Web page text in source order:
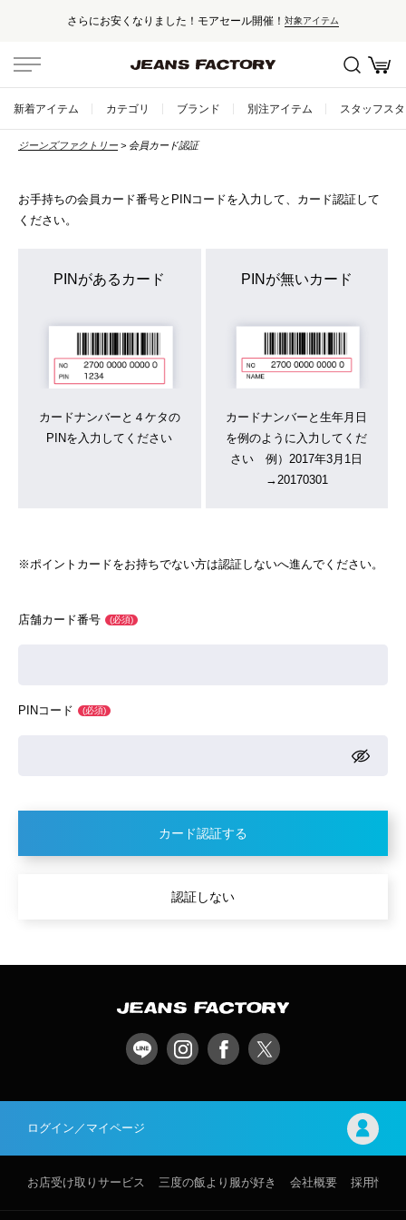
さらにお安くなりました！モアセール開催！ 対象アイテム
セール対象外アイテムは10%ポイント還元！
国内・海外500以上のブランドを取り揃えた高感度セレクトショップ
新規会員登録で500ptプレゼント！
新着アイテム カテゴリ ブランド 別注アイテム スタッフス
ジーンズファクトリー 会員カード認証
お手持ちの会員カード番号とPINコードを入力して、カード認証して
ください。
PINがあるカード
カードナンバーと４ケタの
PINを入力してください
PINが無いカード
カードナンバーと生年月日
を例のように入力してくだ
さい 例）2017年3月1日
→20170301
※ポイントカードをお持ちでない方は認証しないへ進んでください。
店舗カード番号 (必須)
PINコード (必須)
カード認証する
認証しない
ログイン／マイページ
お店受け取りサービス 三度の飯より服が好き 会社概要 採用情報